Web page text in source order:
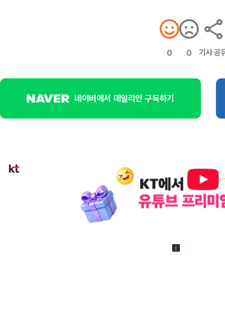
0 0 기사 공
네이버에서 데일리안 구독하기